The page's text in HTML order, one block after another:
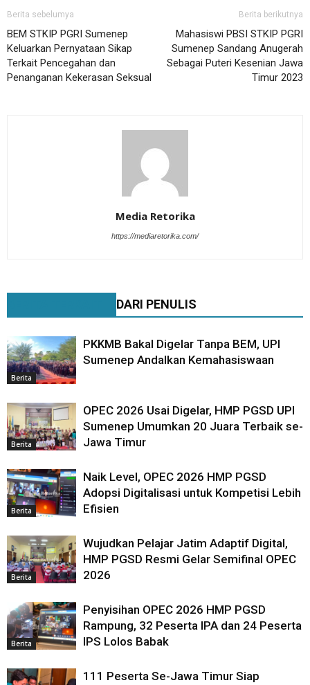
Berita sebelumya
BEM STKIP PGRI Sumenep
Keluarkan Pernyataan Sikap
Terkait Pencegahan dan
Penanganan Kekerasan Seksual
Berita berikutnya
Mahasiswi PBSI STKIP PGRI
Sumenep Sandang Anugerah
Sebagai Puteri Kesenian Jawa
Timur 2023
Media Retorika
https://mediaretorika.com/
DARI PENULIS
Berita
PKKMB Bakal Digelar Tanpa BEM, UPI
Sumenep Andalkan Kemahasiswaan
Berita
OPEC 2026 Usai Digelar, HMP PGSD UPI
Sumenep Umumkan 20 Juara Terbaik se-
Jawa Timur
Berita
Naik Level, OPEC 2026 HMP PGSD
Adopsi Digitalisasi untuk Kompetisi Lebih
Efisien
Berita
Wujudkan Pelajar Jatim Adaptif Digital,
HMP PGSD Resmi Gelar Semifinal OPEC
2026
Berita
Penyisihan OPEC 2026 HMP PGSD
Rampung, 32 Peserta IPA dan 24 Peserta
IPS Lolos Babak
111 Peserta Se-Jawa Timur Siap